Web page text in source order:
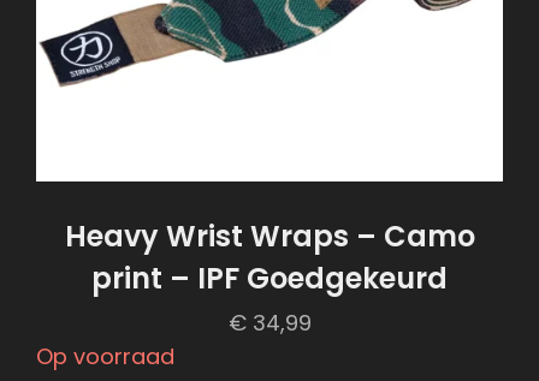
Heavy Wrist Wraps – Camo
print – IPF Goedgekeurd
€34,99
Op voorraad